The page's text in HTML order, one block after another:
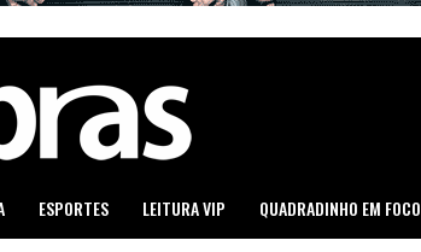
ESPORTES LEITURA VIP QUADRADINHO EM FOCO